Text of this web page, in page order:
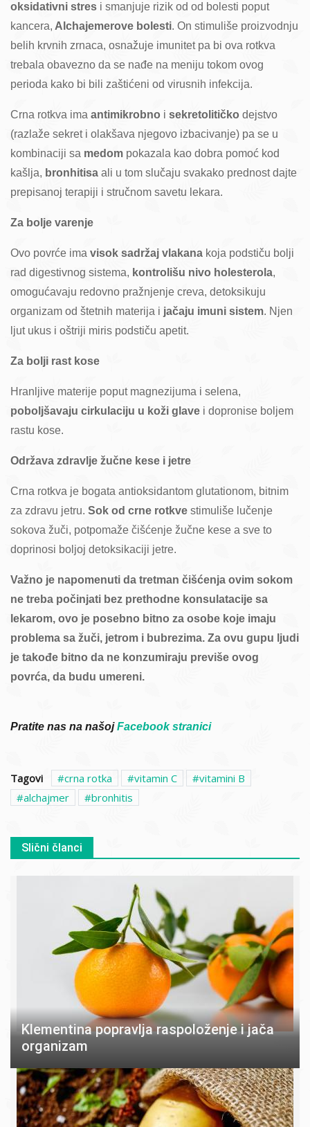
oksidativni stres i smanjuje rizik od od bolesti poput
kancera, Alchajemerove bolesti. On stimuliše proizvodnju
belih krvnih zrnaca, osnažuje imunitet pa bi ova rotkva
trebala obavezno da se nađe na meniju tokom ovog
perioda kako bi bili zaštićeni od virusnih infekcija.
Crna rotkva ima antimikrobno i sekretolitičko dejstvo
(razlaže sekret i olakšava njegovo izbacivanje) pa se u
kombinaciji sa medom pokazala kao dobra pomoć kod
kašlja, bronhitisa ali u tom slučaju svakako prednost dajte
prepisanoj terapiji i stručnom savetu lekara.
Za bolje varenje
Ovo povrće ima visok sadržaj vlakana koja podstiču bolji
rad digestivnog sistema, kontrolišu nivo holesterola,
omogućavaju redovno pražnjenje creva, detoksikuju
organizam od štetnih materija i jačaju imuni sistem. Njen
ljut ukus i oštriji miris podstiču apetit.
Za bolji rast kose
Hranljive materije poput magnezijuma i selena,
poboljšavaju cirkulaciju u koži glave i dopronise boljem
rastu kose.
Održava zdravlje žučne kese i jetre
Crna rotkva je bogata antioksidantom glutationom, bitnim
za zdravu jetru. Sok od crne rotkve stimuliše lučenje
sokova žuči, potpomaže čišćenje žučne kese a sve to
doprinosi boljoj detoksikaciji jetre.
Važno je napomenuti da tretman čišćenja ovim sokom
ne treba počinjati bez prethodne konsulatacije sa
lekarom, ovo je posebno bitno za osobe koje imaju
problema sa žuči, jetrom i bubrezima. Za ovu gupu ljudi
je takođe bitno da ne konzumiraju previše ovog
povrća, da budu umereni.
Pratite nas na našojFacebook stranici
Tagovi crna rotka vitamin C
vitamini B
alchajmer
bronhitis
Slični članci
Klementina popravlja raspoloženje i jača
organizam